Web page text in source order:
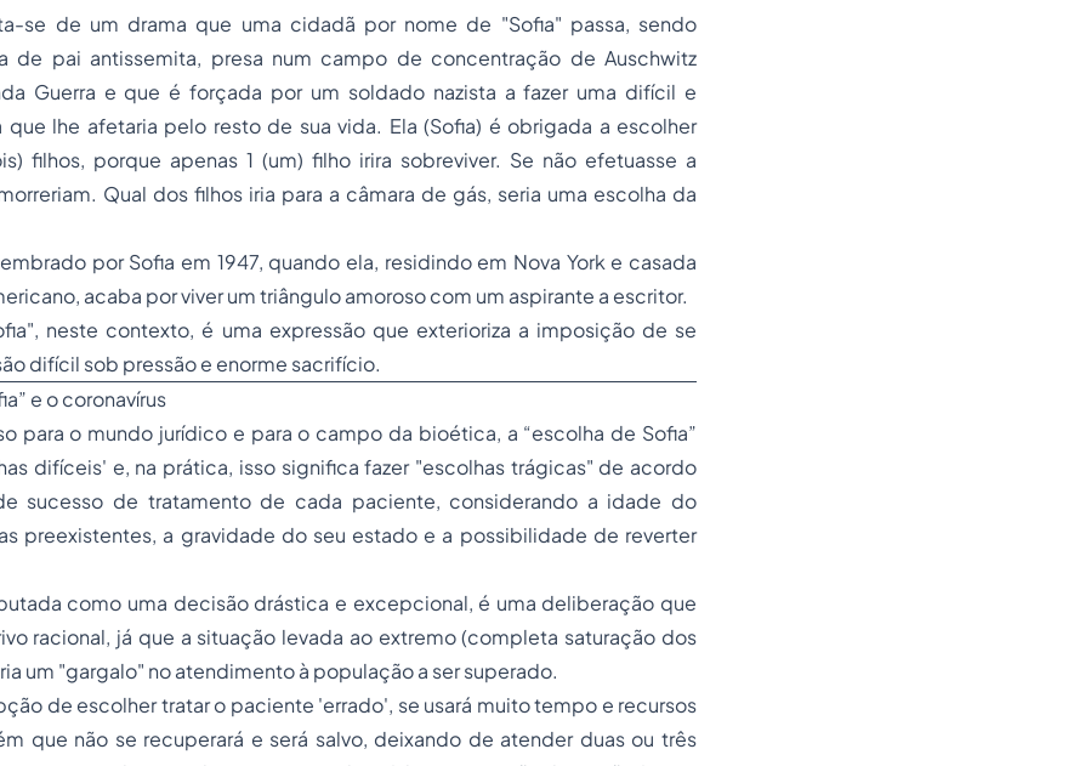
se de um drama que uma cidadã por nome de "Sofia" passa, sendo
de pai antissemita, presa num campo de concentração de Auschwitz
Guerra e que é forçada por um soldado nazista a fazer uma difícil e
que lhe afetaria pelo resto de sua vida. Ela (Sofia) é obrigada a escolher
filhos, porque apenas 1 (um) filho irira sobreviver. Se não efetuasse a
Qual dos filhos iria para a câmara de gás, seria uma escolha da
por Sofia em 1947, quando ela, residindo em Nova York e casada
acaba por viver um triângulo amoroso com um aspirante a escritor.
neste contexto, é uma expressão que exterioriza a imposição de se
difícil sob pressão e enorme sacrifício.
e o coronavírus
para o mundo jurídico e para o campo da bioética, a “escolha de Sofia”
difíceis' e, na prática, isso significa fazer "escolhas trágicas" de acordo
sucesso de tratamento de cada paciente, considerando a idade do
preexistentes, a gravidade do seu estado e a possibilidade de reverter
como uma decisão drástica e excepcional, é uma deliberação que
racional, já que a situação levada ao extremo (completa saturação dos
um "gargalo" no atendimento à população a ser superado.
de escolher tratar o paciente 'errado', se usará muito tempo e recursos
que não se recuperará e será salvo, deixando de atender duas ou três